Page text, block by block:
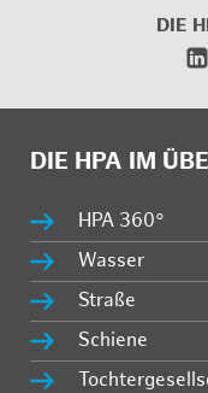
DIE
DIE HPA IM
HPA 360°
Wasser
Straße
Schiene